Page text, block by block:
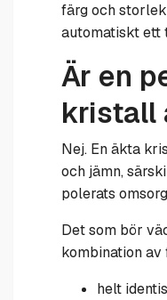
färg och
automatiskt ett
Är en
kristall
Nej. En äkta
och jämn,
polerats
Det som bör
kombination
helt